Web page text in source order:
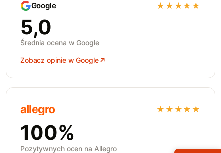
Google ★★★★★
5,0
Średnia ocena w Google
Zobacz opinie w Google
allegro ★★★★★
100%
Pozytywnych ocen na Allegro